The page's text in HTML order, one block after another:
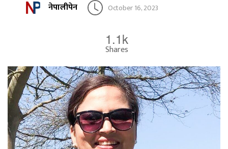
नेपालीपेन October 16, 2023
1.1k
Shares